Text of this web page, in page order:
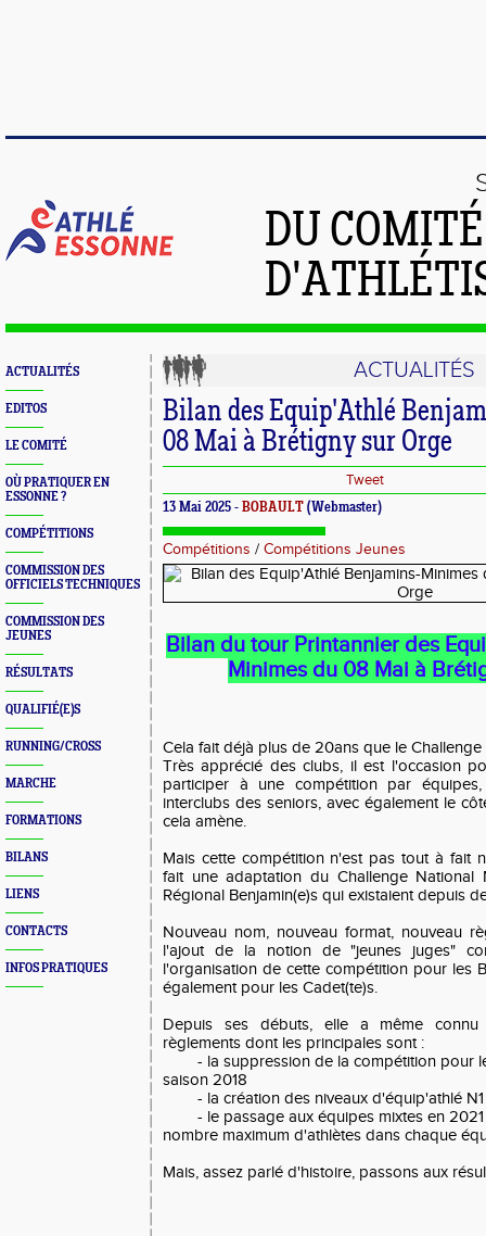
DU
ACTUALITÉS
EDITOS
LE COMITÉ
OÙ PRATIQUER EN
ESSONNE ?
COMPÉTITIONS
COMMISSION DES
OFFICIELS TECHNIQUES
COMMISSION DES
JEUNES
RÉSULTATS
QUALIFIÉ(E)S
RUNNING/CROSS
MARCHE
FORMATIONS
BILANS
LIENS
CONTACTS
INFOS PRATIQUES
ACTUALITÉS
Bilan des Equip'Athlé
08 Mai à Brétigny sur Orge
Tweet
13 Mai 2025 - BOBAULT (Webmaster)
Compétitions / Compétitions Jeunes
Bilan du tour Printannier des
Minimes du 08 Mai à
Cela fait déjà plus de 20ans que le
Très apprécié des clubs, il est l'occasion
participer à une compétition par
interclubs des seniors, avec également le
cela amène.
Mais cette compétition n'est pas tout à fait
fait une adaptation du Challenge National
Régional Benjamin(e)s qui existaient depuis
Nouveau nom, nouveau format, nouveau
l'ajout de la notion de "jeunes juges"
l'organisation de cette compétition pour les
également pour les Cadet(te)s.
Depuis ses débuts, elle a même connu
règlements dont les principales sont :
- la suppression de la compétition pour
saison 2018
- la création des niveaux d'équip'athlé
- le passage aux équipes mixtes en
nombre maximum d'athlètes dans chaque
Mais, assez parlé d'histoire, passons aux